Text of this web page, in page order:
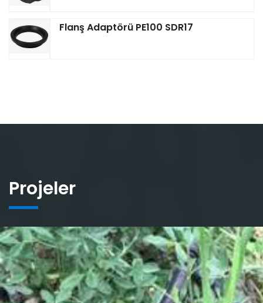
Flanş Adaptörü PE100 SDR17
Projeler